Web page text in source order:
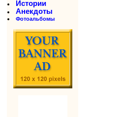
Истории
Анекдоты
Фотоальбомы